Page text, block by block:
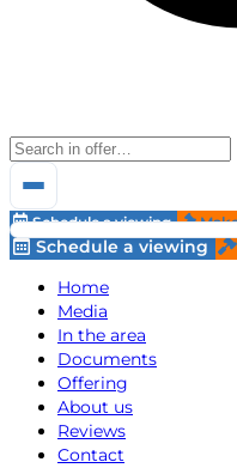
Schedule a viewing
Schedule a viewing
Home
Media
In the area
Documents
Offering
About us
Reviews
Contact